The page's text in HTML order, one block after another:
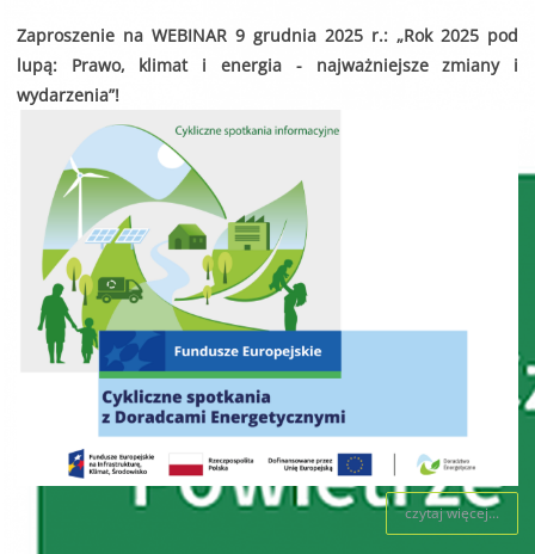
Zaproszenie na WEBINAR 9 grudnia 2025 r.: „Rok 2025 pod
lupą: Prawo, klimat i energia - najważniejsze zmiany i
wydarzenia”!
czytaj więcej...